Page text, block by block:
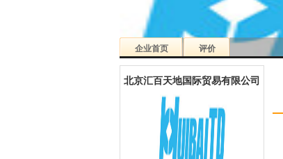
企业首页 评价
北京汇百天地国际贸易有限公司